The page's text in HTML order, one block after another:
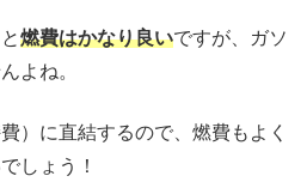
燃費はかなり良いですが、ガソ
よね。
）に直結するので、燃費もよく
しょう！